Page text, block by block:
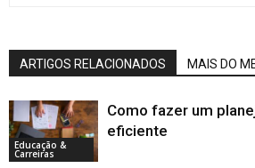
ARTIGOS RELACIONADOS MAIS DO
Educação &
Carreiras
Como fazer um
eficiente